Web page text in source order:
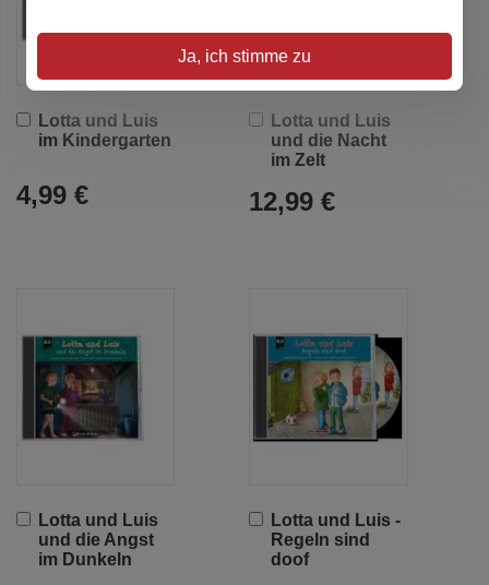
Lotta und Luis
im Kindergarten
4,99 €
In
den
Lotta und Luis
und die Nacht
im Zelt
12,99 €
In
den
Warenkorb
Lotta und Luis
und die Angst
im Dunkeln
In
den
Warenkorb
Lotta und Luis -
Regeln sind
doof
In
den
Warenkorb
Ja, ich stimme zu